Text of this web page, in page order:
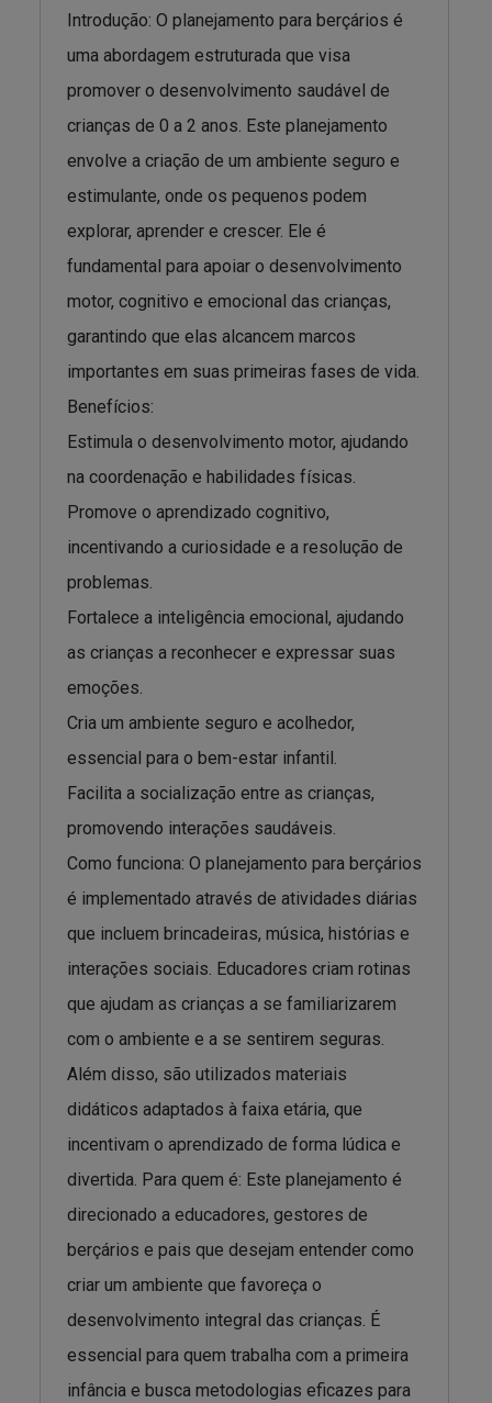
Introdução: O planejamento para berçários é
uma abordagem estruturada que visa
promover o desenvolvimento saudável de
crianças de 0 a 2 anos. Este planejamento
envolve a criação de um ambiente seguro e
estimulante, onde os pequenos podem
explorar, aprender e crescer. Ele é
fundamental para apoiar o desenvolvimento
motor, cognitivo e emocional das crianças,
garantindo que elas alcancem marcos
importantes em suas primeiras fases de vida.
Benefícios:
Estimula o desenvolvimento motor, ajudando
na coordenação e habilidades físicas.
Promove o aprendizado cognitivo,
incentivando a curiosidade e a resolução de
problemas.
Fortalece a inteligência emocional, ajudando
as crianças a reconhecer e expressar suas
emoções.
Cria um ambiente seguro e acolhedor,
essencial para o bem-estar infantil.
Facilita a socialização entre as crianças,
promovendo interações saudáveis.
Como funciona: O planejamento para berçários
é implementado através de atividades diárias
que incluem brincadeiras, música, histórias e
interações sociais. Educadores criam rotinas
que ajudam as crianças a se familiarizarem
com o ambiente e a se sentirem seguras.
Além disso, são utilizados materiais
didáticos adaptados à faixa etária, que
incentivam o aprendizado de forma lúdica e
divertida. Para quem é: Este planejamento é
direcionado a educadores, gestores de
berçários e pais que desejam entender como
criar um ambiente que favoreça o
desenvolvimento integral das crianças. É
essencial para quem trabalha com a primeira
infância e busca metodologias eficazes para